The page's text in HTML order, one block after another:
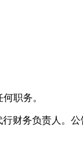
职务。
财务负责人。